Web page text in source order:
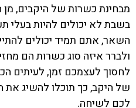
מבחינת כשרות של היקבים,
בשבת לא יכולים להיות בעלי
השאר, אתם תמיד יכולים
ולברר איזה סוג כשרות הם
לחסוך לעצמכם זמן, לעיתים
של היקב, כך תוכלו להשיג את
לכם לשיחה.